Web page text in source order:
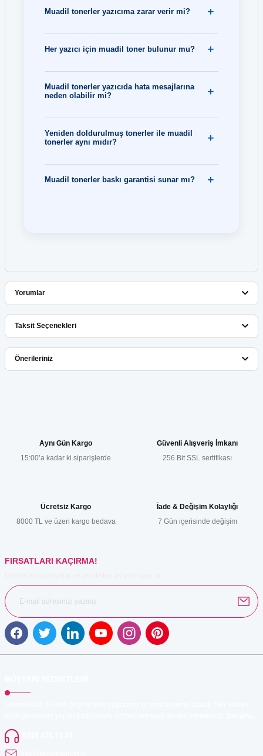
Muadil tonerler yazıcıma zarar verir mi?
Her yazıcı için muadil toner bulunur mu?
Muadil tonerler yazıcıda hata mesajlarına
neden olabilir mi?
Yeniden doldurulmuş tonerler ile muadil
tonerler aynı mıdır?
Muadil tonerler baskı garantisi sunar mı?
Yorumlar
Bu ürüne ilk yorumu siz yapın!
Taksit Seçenekleri
Önerileriniz
Ürün resmi kalitesiz, bozuk veya görüntülenemiyor.
Ürün fiyatı diğer sitelerden daha pahalı.
Aynı Gün Kargo
15:00’a kadar ki siparişlerde
Güvenli Alışveriş İmkanı
256 Bit SSL sertifikası
Ücretsiz Kargo
8000 TL ve üzeri kargo bedava
İade & Değişim Kolaylığı
7 Gün içerisinde değişim
FIRSATLARI KAÇIRMA!